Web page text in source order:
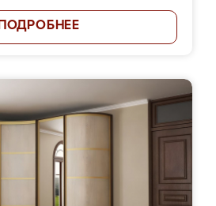
ПОДРОБНЕЕ